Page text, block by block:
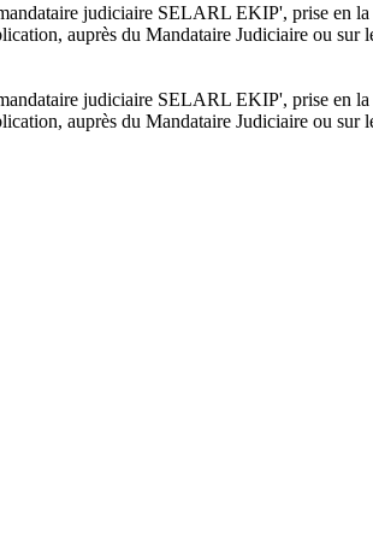
judiciaire SELARL EKIP', prise en
auprès du Mandataire Judiciaire ou sur
judiciaire SELARL EKIP', prise en
auprès du Mandataire Judiciaire ou sur